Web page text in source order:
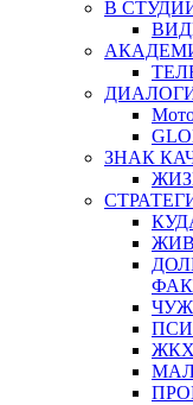
В
ЗНАК
ЖКХ